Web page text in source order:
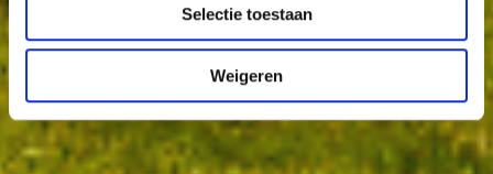
Selectie toestaan
Weigeren